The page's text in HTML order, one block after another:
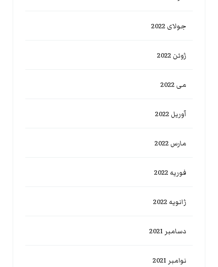
جولای 2022
ژوئن 2022
می 2022
آوریل 2022
مارس 2022
فوریه 2022
ژانویه 2022
دسامبر 2021
نوامبر 2021